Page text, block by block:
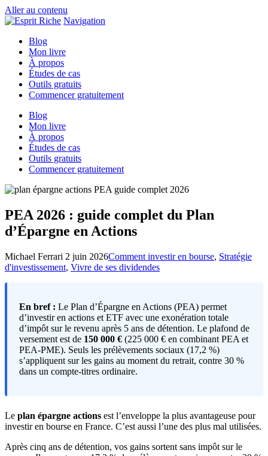
Aller au contenu
Navigation
Blog
Mon livre
À propos
Études de cas
Outils gratuits
Commencer gratuitement
Blog
Mon livre
À propos
Études de cas
Outils gratuits
Commencer gratuitement
PEA 2026 : guide complet du Plan
d’Épargne en Actions
Michael Ferrari 2 juin 2026Comment investir en bourse, Stratégie
d'investissement, Vivre de ses dividendes
En bref : Le Plan d’Épargne en Actions (PEA) permet
d’investir en actions et ETF avec une exonération totale
d’impôt sur le revenu après 5 ans de détention. Le plafond de
versement est de 150 000 € (225 000 € en combinant PEA et
PEA-PME). Seuls les prélèvements sociaux (17,2 %)
s’appliquent sur les gains au moment du retrait, contre 30 %
dans un compte-titres ordinaire.
Le plan épargne actions est l’enveloppe la plus avantageuse pour
investir en bourse en France. C’est aussi l’une des plus mal utilisées.
Après cinq ans de détention, vos gains sortent sans impôt sur le